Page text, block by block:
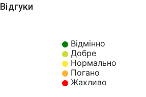
Відгуки
Відмінно
Добре
Нормально
Погано
Жахливо